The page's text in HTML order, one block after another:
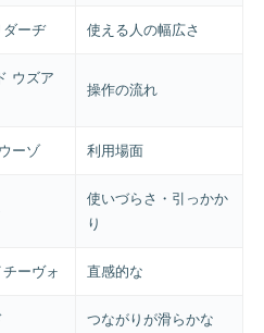
ダーヂ 使える人の幅広さ
ウズア
操作の流れ
ーゾ 利用場面
使いづらさ・引っかか
り
ーヴォ 直感的な
つながりが滑らかな